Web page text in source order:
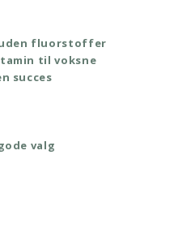
fluorstoffer
til voksne
succes
valg